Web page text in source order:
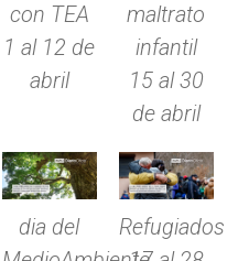
con TEA
1 al 12 de
abril
maltrato
infantil
15 al 30
de abril
dia del
Refugiados